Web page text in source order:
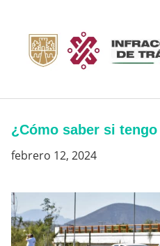
contenido
¿Cómo saber si
febrero 12, 2024